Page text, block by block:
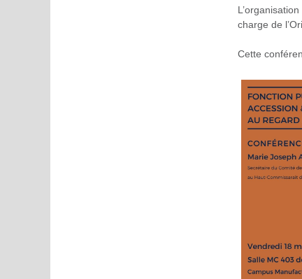
charge de
Cette